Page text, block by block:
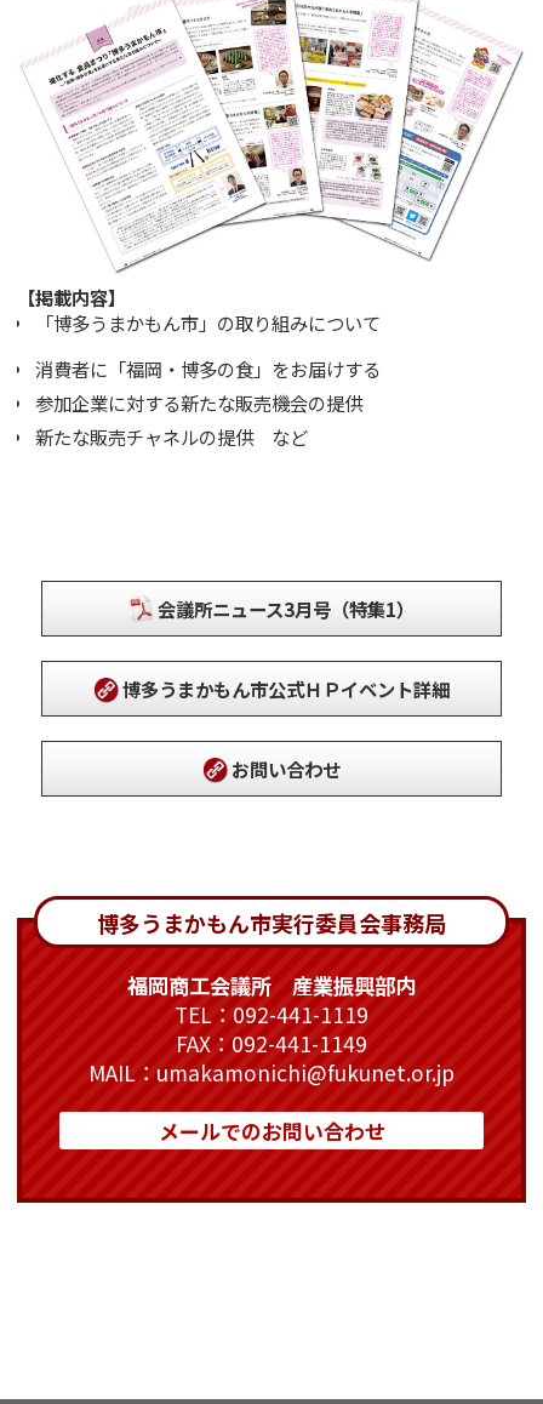
【掲載内容】
「博多うまかもん市」の取り組みについて
消費者に「福岡・博多の食」をお届けする
参加企業に対する新たな販売機会の提供
新たな販売チャネルの提供 など
会議所ニュース3月号（特集1）
博多うまかもん市公式ＨＰイベント詳細
お問い合わせ
博多うまかもん市実行委員会事務局
福岡商工会議所 産業振興部内
TEL：092-441-1119
FAX：092-441-1149
MAIL：umakamonichi@fukunet.or.jp
メールでのお問い合わせ